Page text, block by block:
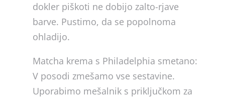
dokler piškoti ne dobijo zalto-rjave
barve. Pustimo, da se popolnoma
ohladijo.
Matcha krema s Philadelphia smetano:
V posodi zmešamo vse sestavine.
Uporabimo mešalnik s priključkom za